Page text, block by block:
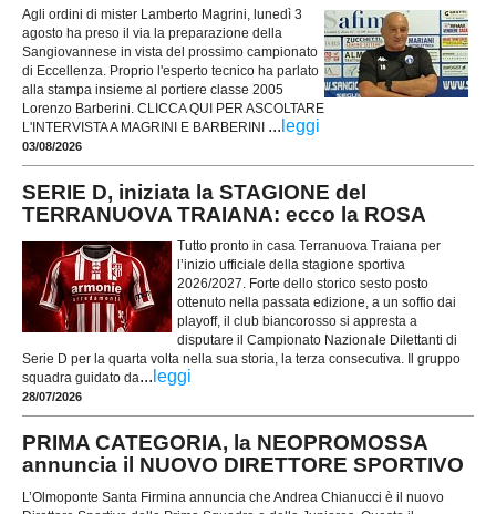
Agli ordini di mister Lamberto Magrini, lunedì 3
agosto ha preso il via la preparazione della
Sangiovannese in vista del prossimo campionato
di Eccellenza. Proprio l'esperto tecnico ha parlato
alla stampa insieme al portiere classe 2005
Lorenzo Barberini. CLICCA QUI PER ASCOLTARE
L'INTERVISTA A MAGRINI E BARBERINI ... leggi
03/08/2026
SERIE D, iniziata la STAGIONE del
TERRANUOVA TRAIANA: ecco la ROSA
Tutto pronto in casa Terranuova Traiana per
l’inizio ufficiale della stagione sportiva
2026/2027. Forte dello storico sesto posto
ottenuto nella passata edizione, a un soffio dai
playoff, il club biancorosso si appresta a
disputare il Campionato Nazionale Dilettanti di
Serie D per la quarta volta nella sua storia, la terza consecutiva. Il gruppo
squadra guidato da... leggi
28/07/2026
PRIMA CATEGORIA, la NEOPROMOSSA
annuncia il NUOVO DIRETTORE SPORTIVO
L’Olmoponte Santa Firmina annuncia che Andrea Chianucci è il nuovo